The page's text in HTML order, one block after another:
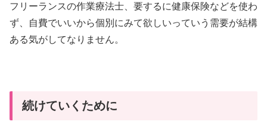
フリーランスの作業療法士、要するに健康保険などを使わ
ず、自費でいいから個別にみて欲しいっていう需要が結構
ある気がしてなりません。
続けていくために